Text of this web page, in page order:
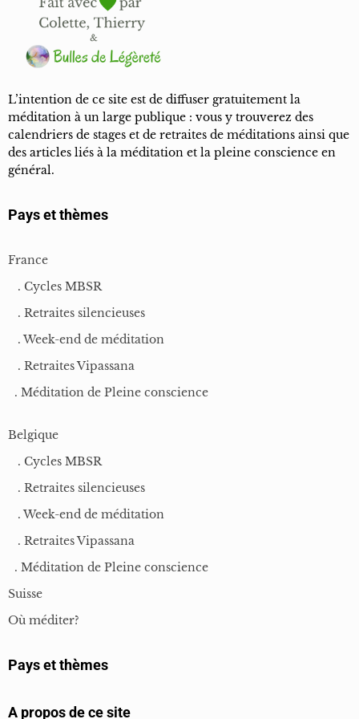
L’intention de ce site est de diffuser gratuitement la
méditation à un large publique : vous y trouverez des
calendriers de stages et de retraites de méditations ainsi que
des articles liés à la méditation et la pleine conscience en
général.
Pays et thèmes
France
. Cycles MBSR
. Retraites silencieuses
. Week-end de méditation
. Retraites Vipassana
. Méditation de Pleine conscience
Belgique
. Cycles MBSR
. Retraites silencieuses
. Week-end de méditation
. Retraites Vipassana
. Méditation de Pleine conscience
Suisse
Où méditer?
Pays et thèmes
A propos de ce site